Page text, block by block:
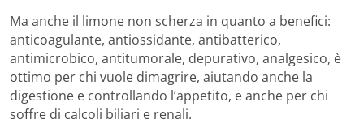
Ma anche il limone non scherza in quanto a benefici:
anticoagulante, antiossidante, antibatterico,
antimicrobico, antitumorale, depurativo, analgesico, è
ottimo per chi vuole dimagrire, aiutando anche la
digestione e controllando l’appetito, e anche per chi
soffre di calcoli biliari e renali.